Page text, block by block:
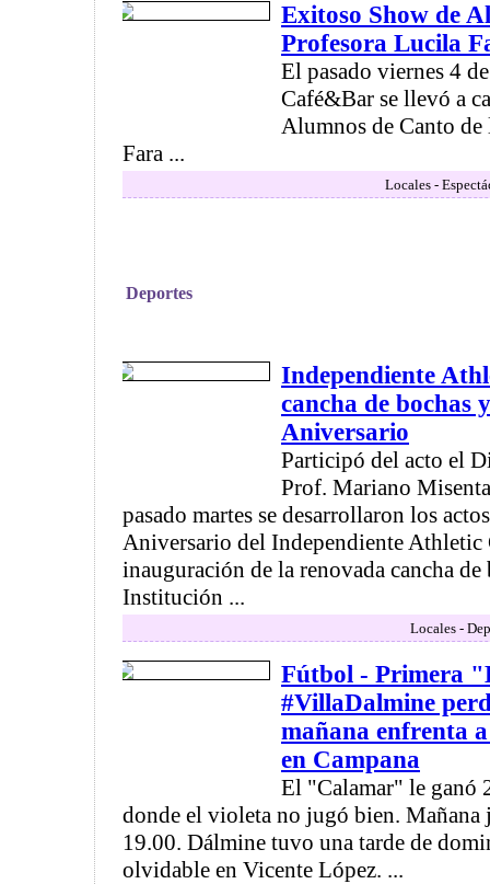
Exitoso Show de
Profesora Lucila
El pasado viernes 4
Café&Bar se llevó a
Alumnos de Canto
Fara ...
Locales -
Deportes
Independiente
cancha de bochas
Aniversario
Participó del acto el
Prof. Mariano
pasado martes se desarrollaron los
Aniversario del Independiente
inauguración de la renovada cancha de
Institución ...
Locales -
Fútbol - Primera
#VillaDalmine
mañana enfrenta
en Campana
El "Calamar" le ganó
donde el violeta no jugó bien. Mañana
19.00. Dálmine tuvo una tarde de
olvidable en Vicente López. ...